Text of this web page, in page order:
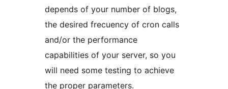
depends of your number of blogs,
the desired frecuency of cron calls
and/or the performance
capabilities of your server, so you
will need some testing to achieve
the proper parameters.